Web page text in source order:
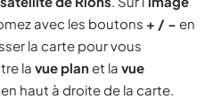
avec les boutons + / − en
la carte pour vous
la vue planet la vue
haut à droite de la carte.